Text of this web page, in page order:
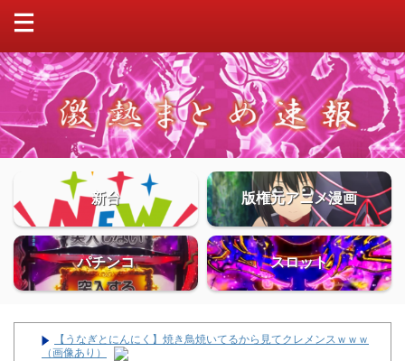
新台 版権元アニメ漫画
パチンコ スロット
【うなぎとにんにく】焼き鳥焼いてるから見てクレメンスｗｗｗ
（画像あり）